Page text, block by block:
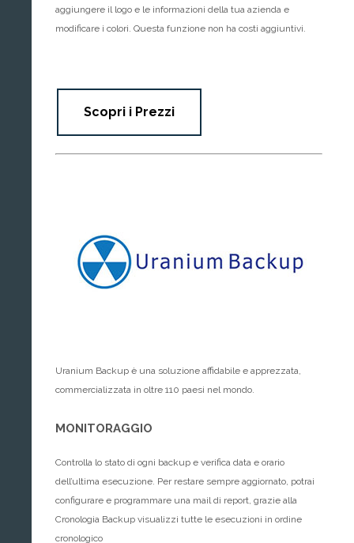
aggiungere il logo e le informazioni della tua azienda e
modificare i colori. Questa funzione non ha costi aggiuntivi.
Scopri i Prezzi
Uranium Backup è una soluzione affidabile e apprezzata,
commercializzata in oltre 110 paesi nel mondo.
MONITORAGGIO
Controlla lo stato di ogni backup e verifica data e orario
dell’ultima esecuzione. Per restare sempre aggiornato, potrai
configurare e programmare una mail di report, grazie alla
Cronologia Backup visualizzi tutte le esecuzioni in ordine
cronologico